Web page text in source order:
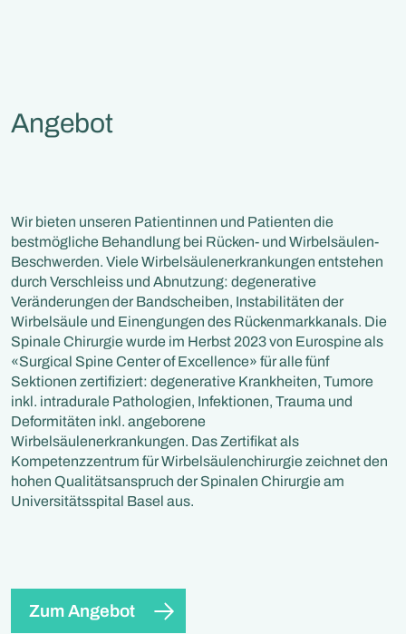
Angebot
Wir bieten unseren Patientinnen und Patienten die
bestmögliche Behandlung bei Rücken- und Wirbelsäulen-
Beschwerden. Viele Wirbelsäulenerkrankungen entstehen
durch Verschleiss und Abnutzung: degenerative
Veränderungen der Bandscheiben, Instabilitäten der
Wirbelsäule und Einengungen des Rückenmarkkanals. Die
Spinale Chirurgie wurde im Herbst 2023 von Eurospine als
«Surgical Spine Center of Excellence» für alle fünf
Sektionen zertifiziert: degenerative Krankheiten, Tumore
inkl. intradurale Pathologien, Infektionen, Trauma und
Deformitäten inkl. angeborene
Wirbelsäulenerkrankungen. Das Zertifikat als
Kompetenzzentrum für Wirbelsäulenchirurgie zeichnet den
hohen Qualitätsanspruch der Spinalen Chirurgie am
Universitätsspital Basel aus.
Zum Angebot